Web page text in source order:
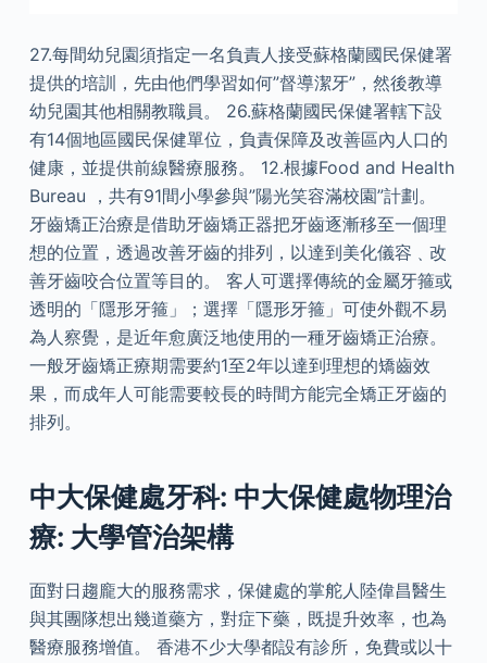
27.每間幼兒園須指定一名負責人接受蘇格蘭國民保健署
提供的培訓，先由他們學習如何”督導潔牙”，然後教導
幼兒園其他相關教職員。 26.蘇格蘭國民保健署轄下設
有14個地區國民保健單位，負責保障及改善區內人口的
健康，並提供前線醫療服務。 12.根據Food and Health
Bureau ，共有91間小學參與”陽光笑容滿校園”計劃。
牙齒矯正治療是借助牙齒矯正器把牙齒逐漸移至一個理
想的位置，透過改善牙齒的排列，以達到美化儀容﹑改
善牙齒咬合位置等目的。 客人可選擇傳統的金屬牙箍或
透明的「隱形牙箍」；選擇「隱形牙箍」可使外觀不易
為人察覺，是近年愈廣泛地使用的一種牙齒矯正治療。
一般牙齒矯正療期需要約1至2年以達到理想的矯齒效
果，而成年人可能需要較長的時間方能完全矯正牙齒的
排列。
中大保健處牙科: 中大保健處物理治
療: 大學管治架構
面對日趨龐大的服務需求，保健處的掌舵人陸偉昌醫生
與其團隊想出幾道藥方，對症下藥，既提升效率，也為
醫療服務增值。 香港不少大學都設有診所，免費或以十